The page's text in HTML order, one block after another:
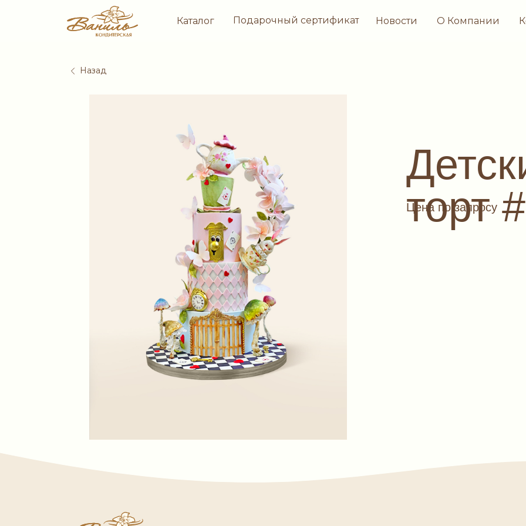
Каталог Подарочный сертификат Новости О Компании
Назад
Цена по запросу
торт